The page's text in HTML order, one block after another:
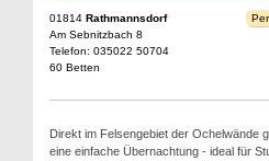
01814 Rathmannsdorf
Am Sebnitzbach 8
Telefon: 035022 50704
60 Betten
Direkt im Felsengebiet der Ochelwände
eine einfache Übernachtung - ideal für